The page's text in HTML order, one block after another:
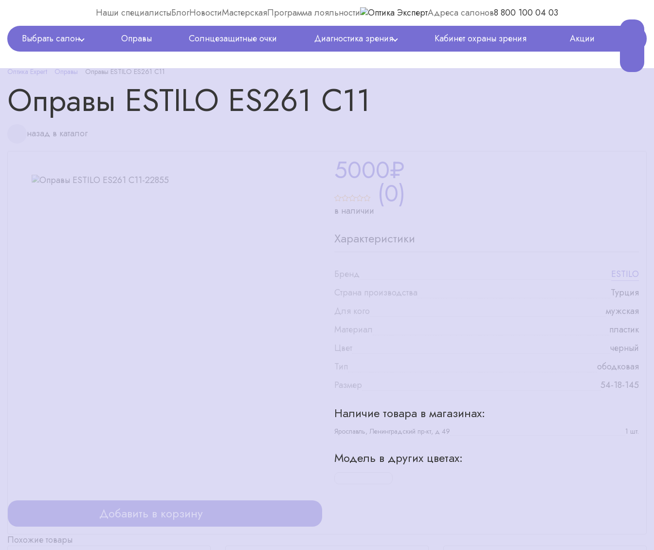
Наши специалистыБлогНовостиМастерскаяПрограмма лояльности Адреса салонов8 800 100 04 03
Выбрать салон Оправы Солнцезащитные очки Диагностика зрения Кабинет охраны зрения Акции
Оптика Expert Оправы Оправы ESTILO ES261 C11
Оправы ESTILO ES261 C11
назад в каталог
5000₽
(0)
в наличии
Характеристики
Бренд
ESTILO
Страна производства
Турция
Для кого
мужская
Материал
пластик
Цвет
черный
Тип
ободковая
Размер
54-18-145
Наличие товара в магазинах:
Ярославль, Ленинградский пр-кт, д 49 1 шт.
Модель в других цветах:
Добавить в корзину
Похожие товары